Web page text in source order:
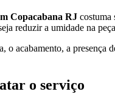
Copacabana RJ costuma
reduzir a umidade na
o acabamento, a presença
o serviço